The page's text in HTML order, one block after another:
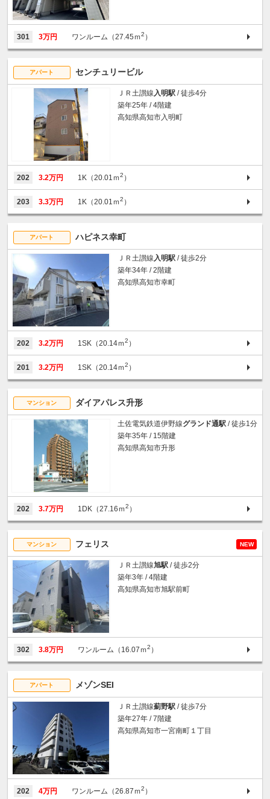
301 3万円 ワンルーム（27.45ｍ2 ）
アパート センチュリービル
ＪＲ土讃線 入明駅 / 徒歩4分
築年25年 / 4階建
高知県高知市入明町
202 3.2万円 1K（20.01ｍ2 ）
203 3.3万円 1K（20.01ｍ2 ）
アパート ハピネス幸町
ＪＲ土讃線入明駅 / 徒歩2分
築年34年 / 2階建
高知県高知市幸町
202 3.2万円 1SK（20.14ｍ2 ）
201 3.2万円 1SK（20.14ｍ2 ）
マンション ダイアパレス升形
土佐電気鉄道伊野線グランド通駅 / 徒歩1分
築年35年 / 15階建
高知県高知市升形
202 3.7万円 1DK（27.16ｍ2 ）
マンション フェリス NEW
ＪＲ土讃線旭駅 / 徒歩2分
築年3年 / 4階建
高知県高知市旭駅前町
302 3.8万円 ワンルーム（16.07ｍ2 ）
アパート メゾンSEI
ＪＲ土讃線薊野駅 / 徒歩7分
築年27年 / 7階建
高知県高知市一宮南町１丁目
202 4万円 ワンルーム（26.87ｍ2 ）